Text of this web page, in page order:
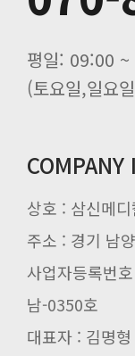
(토요일,일요
COMPANY
상호 : 삼신메디
주소 : 경기 남
사업자등록번
남-0350호
대표자 : 김명